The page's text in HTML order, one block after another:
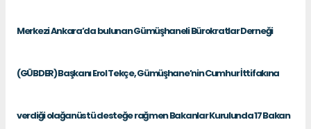
Merkezi Ankara’da bulunan Gümüşhaneli Bürokratlar Derneği
(GÜBDER) Başkanı Erol Tekçe, Gümüşhane’nin Cumhur İttifakına
verdiği olağanüstü desteğe rağmen Bakanlar Kurulunda 17 Bakan